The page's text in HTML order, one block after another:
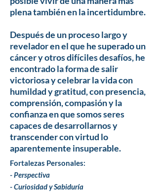
plena también en la incertidumbre.
Después de un proceso largo y
revelador en el que he superado un
cáncer y otros difíciles desafíos, he
encontrado la forma de salir
victoriosa y celebrar la vida con
humildad y gratitud, con presencia,
comprensión, compasión y la
confianza en que somos seres
capaces de desarrollarnos y
transcender con virtud lo
aparentemente insuperable.
Fortalezas Personales:
- Perspectiva
- Curiosidad y Sabiduría